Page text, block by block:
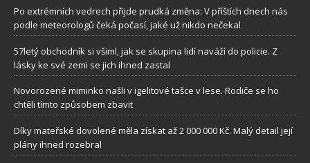
Po extrémních vedrech přijde prudká změna: V příštích dnech nás
podle meteorologů čeká počasí, jaké už nikdo nečekal
57letý obchodník si všiml, jak se skupina lidí naváží do policie. Z
lásky ke své zemi se jich ihned zastal
Novorozené miminko našli v igelitové tašce v lese. Rodiče se ho
chtěli tímto způsobem zbavit
Díky mateřské dovolené měla získat až 2 000 000 Kč. Malý detail její
plány ihned rozebral